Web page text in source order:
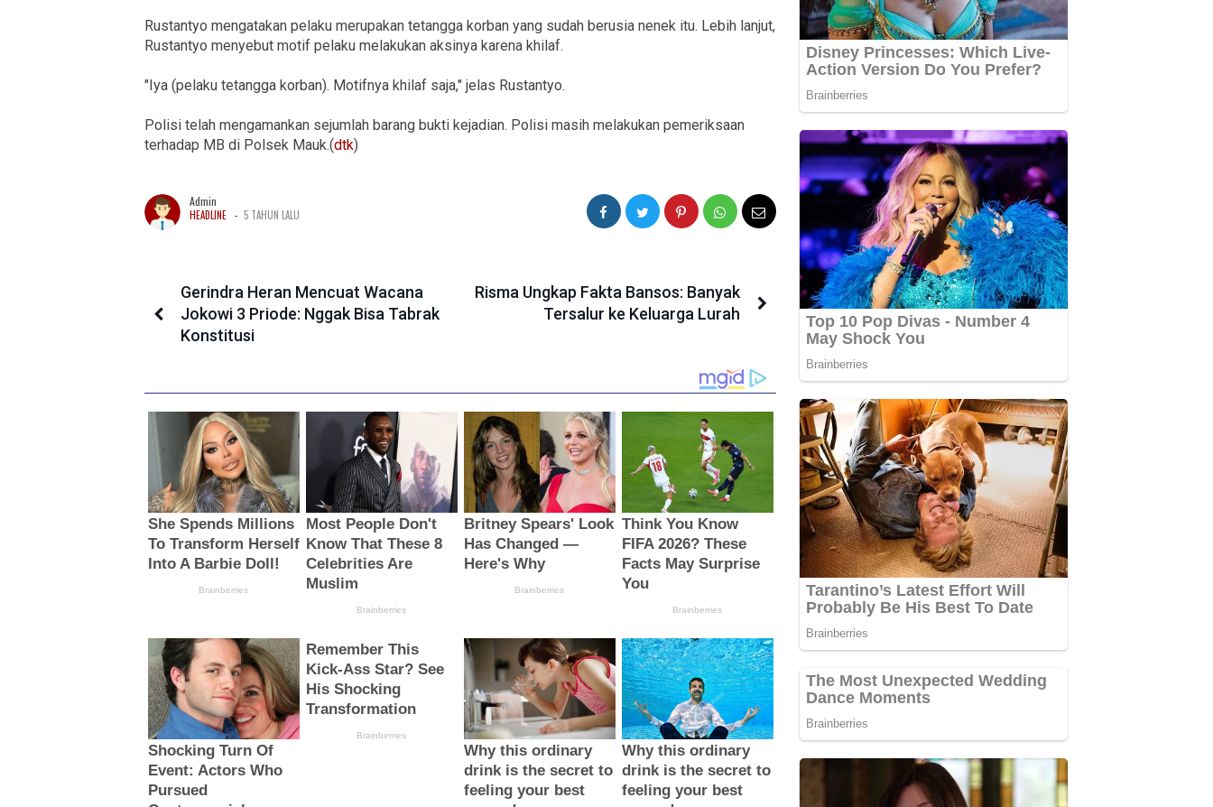
Rustantyo mengatakan pelaku merupakan tetangga korban yang sudah berusia nenek itu. Lebih lanjut,
Rustantyo menyebut motif pelaku melakukan aksinya karena khilaf.
"Iya (pelaku tetangga korban). Motifnya khilaf saja," jelas Rustantyo.
Polisi telah mengamankan sejumlah barang bukti kejadian. Polisi masih melakukan pemeriksaan
terhadap MB di Polsek Mauk.(dtk)
Admin
HEADLINE - 5 TAHUN LALU
Gerindra Heran Mencuat Wacana
Jokowi 3 Priode: Nggak Bisa Tabrak
Konstitusi
Risma Ungkap Fakta Bansos: Banyak
Tersalur ke Keluarga Lurah